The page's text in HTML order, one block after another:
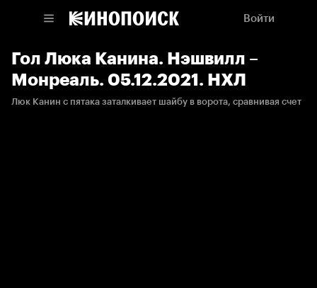
Войти
Гол Люка Канина. Нэшвилл –
Монреаль. 05.12.2021. НХЛ
Люк Канин с пятака заталкивает шайбу в ворота, сравнивая счет